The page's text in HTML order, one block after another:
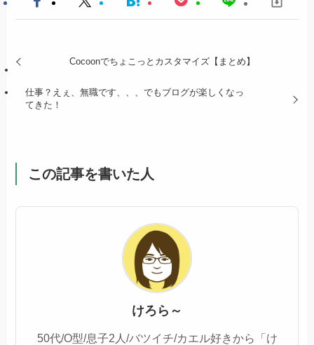
Cocoonでちょこっとカスタマイズ【まとめ】
仕事？えぇ、無職です、、、でもブログが楽しくなっ
てきた！
この記事を書いた人
けろら～
50代/O型/息子2人/バツイチ/カエル好きから「け